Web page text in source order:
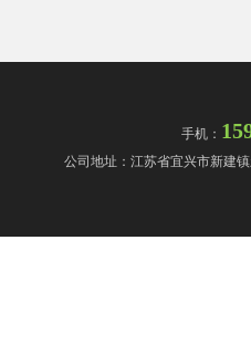
手机：
公司地址：江苏省宜兴市新建